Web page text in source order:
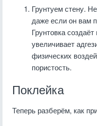
Грунтуем стену.
даже если он вам
Грунтовка
увеличивает
физических
пористость.
Поклейка
Теперь разберём, как